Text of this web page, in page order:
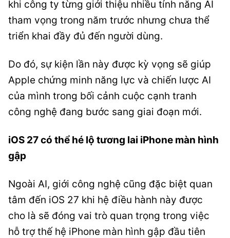
khi công ty từng giới thiệu nhiều tính năng AI
tham vọng trong năm trước nhưng chưa thể
triển khai đầy đủ đến người dùng.
Do đó, sự kiện lần này được kỳ vọng sẽ giúp
Apple chứng minh năng lực và chiến lược AI
của mình trong bối cảnh cuộc cạnh tranh
công nghệ đang bước sang giai đoạn mới.
iOS 27 có thể hé lộ tương lai iPhone màn hình
gập
Ngoài AI, giới công nghệ cũng đặc biệt quan
tâm đến iOS 27 khi hệ điều hành này được
cho là sẽ đóng vai trò quan trọng trong việc
hỗ trợ thế hệ iPhone màn hình gập đầu tiên